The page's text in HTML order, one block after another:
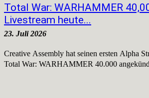
Total War: WARHAMMER
Livestream heute...
23. Juli 2026
Creative Assembly hat seinen ersten Alpha
Total War: WARHAMMER 40.000